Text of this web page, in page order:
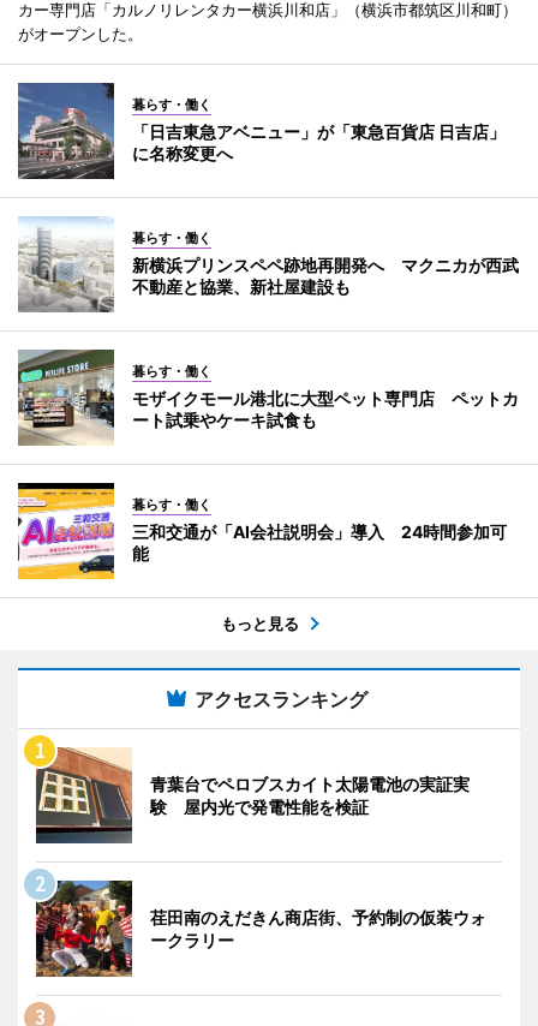
カー専門店「カルノリレンタカー横浜川和店」（横浜市都筑区川和町）
がオープンした。
暮らす・働く
「日吉東急アベニュー」が「東急百貨店 日吉店」
に名称変更へ
暮らす・働く
新横浜プリンスペペ跡地再開発へ マクニカが西武
不動産と協業、新社屋建設も
暮らす・働く
モザイクモール港北に大型ペット専門店 ペットカ
ート試乗やケーキ試食も
暮らす・働く
三和交通が「AI会社説明会」導入 24時間参加可
能
もっと見る
アクセスランキング
青葉台でペロブスカイト太陽電池の実証実
験 屋内光で発電性能を検証
荏田南のえだきん商店街、予約制の仮装ウォ
ークラリー